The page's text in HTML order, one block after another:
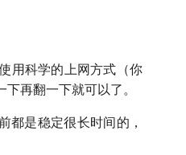
用科学的上网方式（你
再翻一下就可以了。
都是稳定很长时间的，